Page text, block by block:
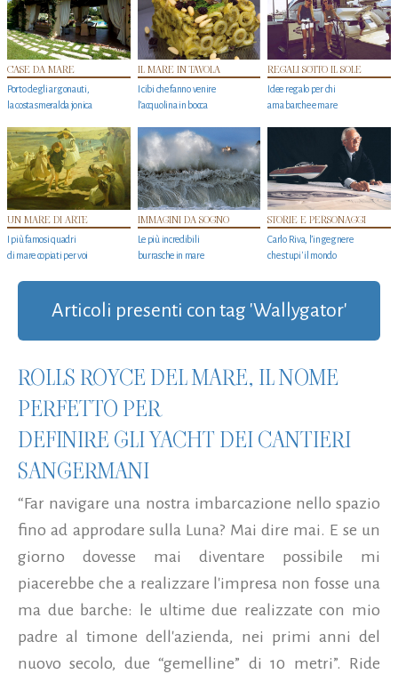
CASE DA MARE
Porto degli argonauti,
la costa smeralda jonica
IL MARE IN TAVOLA
I cibi che fanno venire
l’acquolina in bocca
REGALI SOTTO IL SOLE
Idee regalo per chi
ama barche e mare
UN MARE DI ARTE
I più famosi quadri
di mare copiati per voi
IMMAGINI DA SOGNO
Le più incredibili
burrasche in mare
STORIE E PERSONAGGI
Carlo Riva, l’ingegnere
che stupi' il mondo
Articoli presenti con tag 'Wallygator'
ROLLS ROYCE DEL MARE, IL NOME
PERFETTO PER
DEFINIRE GLI YACHT DEI CANTIERI
SANGERMANI
“Far navigare una nostra imbarcazione nello spazio
fino ad approdare sulla Luna? Mai dire mai. E se un
giorno dovesse mai diventare possibile mi
piacerebbe che a realizzare l'impresa non fosse una
ma due barche: le ultime due realizzate con mio
padre al timone dell'azienda, nei primi anni del
nuovo secolo, due “gemelline” di 10 metri”. Ride